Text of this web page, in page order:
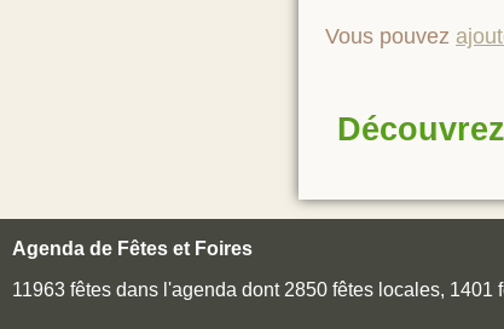
Vous pouvez
Agenda de Fêtes et Foires
11963 fêtes dans l'agenda dont 2850 fêtes locales,